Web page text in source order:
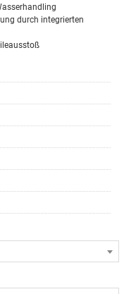
durch integrierten